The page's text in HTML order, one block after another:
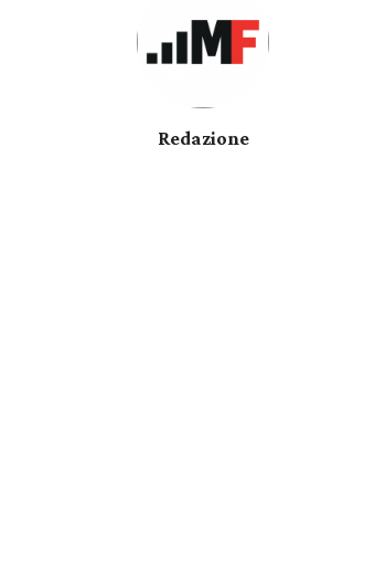
Redazione